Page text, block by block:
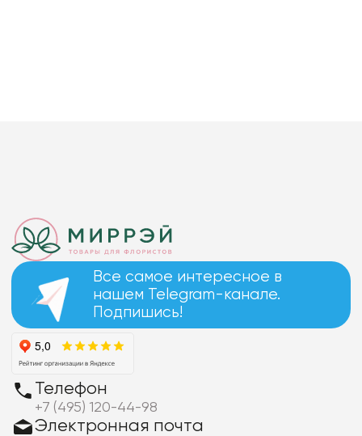
Все самое интересное в
нашем Telegram-канале.
Подпишись!
Телефон
+7 (495) 120-44-98
Электронная почта